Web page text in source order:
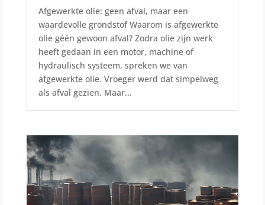
Afgewerkte olie: geen afval, maar een
waardevolle grondstof Waarom is afgewerkte
olie géén gewoon afval? Zodra olie zijn werk
heeft gedaan in een motor, machine of
hydraulisch systeem, spreken we van
afgewerkte olie. Vroeger werd dat simpelweg
als afval gezien. Maar...